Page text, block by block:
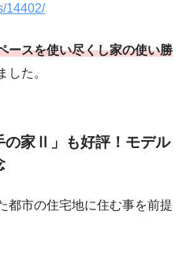
14402/
ースを使い尽くし家の使い勝
した。
の家Ⅱ」も好評！モデル
都市の住宅地に住む事を前提